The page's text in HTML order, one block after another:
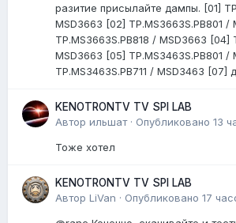
разитие присылайте дампы. [01]
MSD3663 [02] TP.MS3663S.PB801 /
TP.MS3663S.PB818 / MSD3663 [04]
MSD3663 [05] TP.MS3463S.PB801 /
TP.MS3463S.PB711 / MSD3463 [07]
KENOTRONTV TV SPI LAB
Автор ильшат· Опубликовано 13
Тоже хотел
KENOTRONTV TV SPI LAB
Автор LiVan · Опубликовано 17